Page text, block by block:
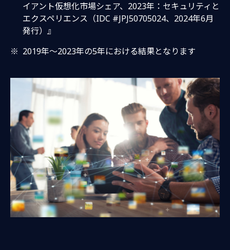
イアント仮想化市場シェア、2023年：セキュリティと
エクスペリエンス（IDC #JPJ50705024、2024年6月
発行）』
※ 2019年～2023年の5年における結果となります